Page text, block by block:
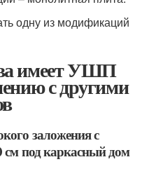
одну из модификаций
имеет УШП
с другими
заложения с
см под каркасный дом